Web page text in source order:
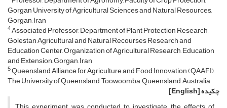
Gorgan University of Agricultural Sciences and Natural Resources,
Gorgan, Iran
4Associated Professor, Department of Plant Protection Research,
Golestan Agricultural and Natural Recourses Research and
Education Center, Organization of Agricultural Research, Education
and Extension, Gorgan, Iran
5Queensland Alliance for Agriculture and Food Innovation (QAAFI),
The University of Queensland, Toowoomba, Queensland, Australia
چکیده[English]